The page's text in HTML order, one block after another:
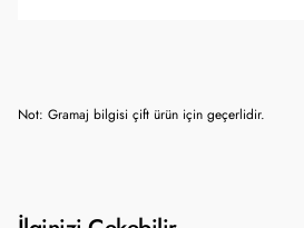
Not: Gramaj bilgisi çift ürün için geçerlidir.